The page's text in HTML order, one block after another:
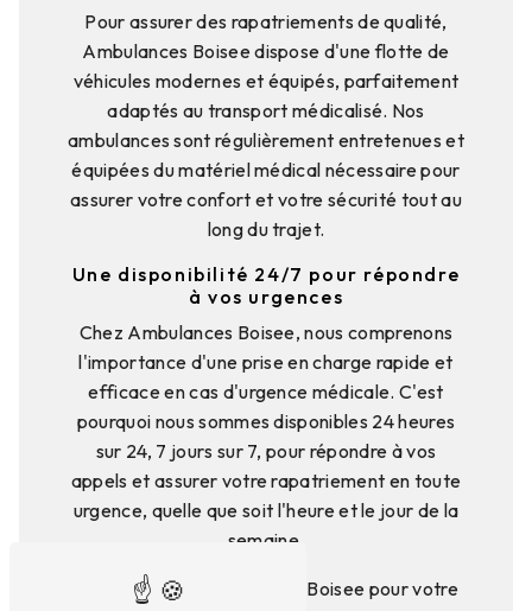
Pour assurer des rapatriements de qualité,
Ambulances Boisee dispose d'une flotte de
véhicules modernes et équipés, parfaitement
adaptés au transport médicalisé. Nos
ambulances sont régulièrement entretenues et
équipées du matériel médical nécessaire pour
assurer votre confort et votre sécurité tout au
long du trajet.
Une disponibilité 24/7 pour répondre
à vos urgences
Chez Ambulances Boisee, nous comprenons
l'importance d'une prise en charge rapide et
efficace en cas d'urgence médicale. C'est
pourquoi nous sommes disponibles 24 heures
sur 24, 7 jours sur 7, pour répondre à vos
appels et assurer votre rapatriement en toute
urgence, quelle que soit l'heure et le jour de la
semaine.
En choisissant Ambulances Boisee pour votre